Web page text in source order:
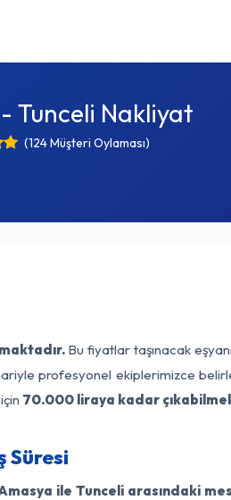
Tunceli Nakliyat
(124 Müşteri Oylaması)
Bu fiyatlar taşınacak
profesyonel ekiplerimizce
70.000 liraya kadar
Süresi
ile Tunceli arasındaki